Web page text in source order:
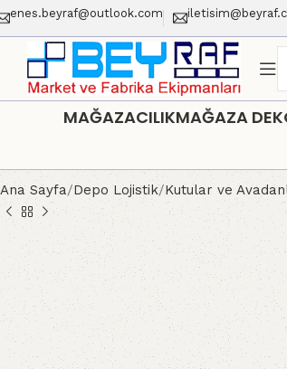
enes.beyraf@outlook.com
MAĞAZACILIKMAĞAZA
Ana Sayfa Depo Lojistik Kutular ve